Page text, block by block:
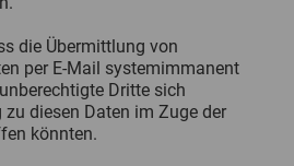
die Übermittlung von
per E-Mail systemimmanent
Dritte sich
diesen Daten im Zuge der
könnten.